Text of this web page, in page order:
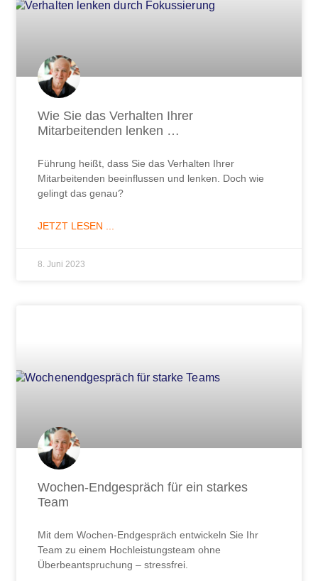
Wie Sie das Verhalten Ihrer
Mitarbeitenden lenken …
Führung heißt, dass Sie das Verhalten Ihrer
Mitarbeitenden beeinflussen und lenken. Doch wie
gelingt das genau?
JETZT LESEN ...
8. Juni 2023
Wochen-Endgespräch für ein starkes
Team
Mit dem Wochen-Endgespräch entwickeln Sie Ihr
Team zu einem Hochleistungsteam ohne
Überbeantspruchung – stressfrei.